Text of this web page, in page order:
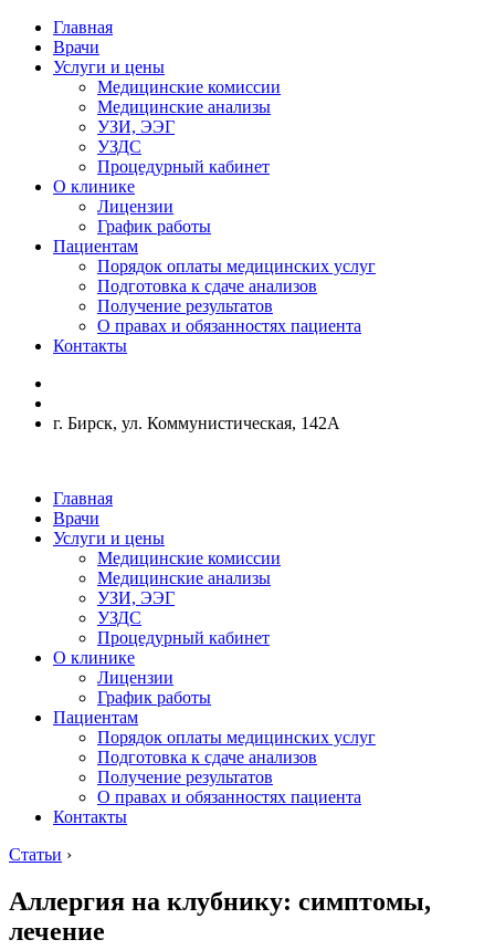
Главная
Врачи
Услуги и цены
Медицинские комиссии
Медицинские анализы
УЗИ, ЭЭГ
УЗДС
Процедурный кабинет
О клинике
Лицензии
График работы
Пациентам
Порядок оплаты медицинских услуг
Подготовка к сдаче анализов
Получение результатов
О правах и обязанностях пациента
Контакты
г. Бирск, ул. Коммунистическая, 142А
Главная
Врачи
Услуги и цены
Медицинские комиссии
Медицинские анализы
УЗИ, ЭЭГ
УЗДС
Процедурный кабинет
О клинике
Лицензии
График работы
Пациентам
Порядок оплаты медицинских услуг
Подготовка к сдаче анализов
Получение результатов
О правах и обязанностях пациента
Контакты
Статьи ›
Аллергия на клубнику: симптомы,
лечение